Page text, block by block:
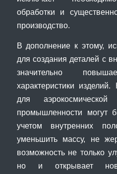
обработки и
производство.
В дополнение к этому,
для создания деталей с
значительно
характеристики
для
промышленности могут
учетом внутренних
уменьшить массу, не
возможность не только
но и открывает